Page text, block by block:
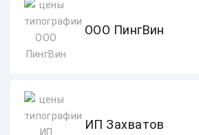
ООО ПингВин
ИП Захватов